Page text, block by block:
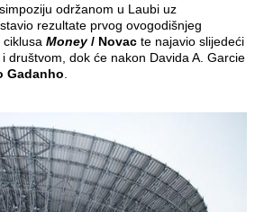
održanom u Laubi uz
rezultate prvog ovogodišnjeg
Money/ Novacte najavio slijedeći
društvom, dok će nakon Davida A. Garcie
Gadanho